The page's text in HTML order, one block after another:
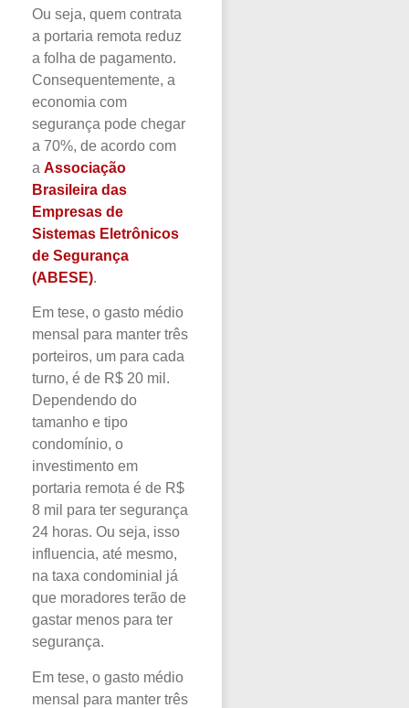
Ou seja, quem contrata
a portaria remota reduz
a folha de pagamento.
Consequentemente, a
economia com
segurança pode chegar
a 70%, de acordo com
a Associação
Brasileira das
Empresas de
Sistemas Eletrônicos
de Segurança
(ABESE).
Em tese, o gasto médio
mensal para manter três
porteiros, um para cada
turno, é de R$ 20 mil.
Dependendo do
tamanho e tipo
condomínio, o
investimento em
portaria remota é de R$
8 mil para ter segurança
24 horas. Ou seja, isso
influencia, até mesmo,
na taxa condominial já
que moradores terão de
gastar menos para ter
segurança.
Em tese, o gasto médio
mensal para manter três